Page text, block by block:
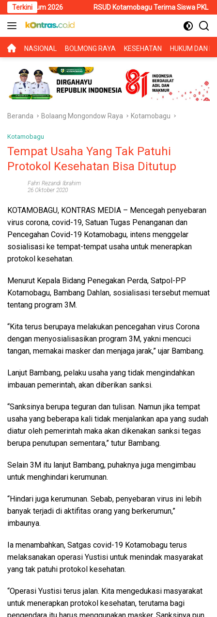
Langsung
ke
konten
Terkini
2026 RSUD Kotamobagu Terima Siswa PKL SMK
BERANDA
NASIONAL BOLMONG RAYA KESEHATAN HUKUM DAN
Beranda Bolaang Mongondow Raya Kotamobagu
Kotamobagu
Tempat Usaha Yang Tak Patuhi
Protokol Kesehatan Bisa Ditutup
Fahri Rezandi Ibrahim
26 Oktober 2020
KOTAMOBAGU, KONTRAS MEDIA – Mencegah penyebaran
virus corona, covid-19, Satuan Tugas Penanganan dan
Pencegahan Covid-19 Kotamobagu, intens menggelar
sosialisasi ke tempat-tempat usaha untuk menerapkan
protokol kesehatan.
Menurut Kepala Bidang Penegakan Perda, Satpol-PP
Kotamobagu, Bambang Dahlan, sosialisasi tersebut memuat
tentang program 3M.
“Kita terus berupaya melakukan pencegahan virus Corona
dengan menyosialisasikan program 3M, yakni mencuci
tangan, memakai masker dan menjaga jarak,” ujar Bambang.
Lanjut Bambang, pelaku usaha yang tidak mengindahkan
imbauan pemerintah, akan diberikan sanksi.
“Sanksinya berupa teguran dan tulisan. Namun jika tempat
usaha yang beberapa kali tidak menjalankan apa yang sudah
diatur oleh pemerintah maka akan dikenakan sanksi tegas
berupa penutupan sementara,” tutur Bambang.
Selain 3M itu lanjut Bambang, puhaknya juga mengimbau
untuk menghindari kerumunan.
“Hindari juga kerumunan. Sebab, penyebaran virus ini lebih
banyak terjadi di aktifitas orang yang berkerumun,”
imbaunya.
Ia menambahkan, Satgas covid-19 Kotamobagu terus
melaksanakan operasi Yustisi untuk menindak masyarakat
yang tak patuhi protokol kesehatan.
“Operasi Yustisi terus jalan. Kita mengedukasi masyarakat
untuk menerapkan protokol kesehatan, terutama bagi
pengendara itu harus menggunakan masker. Sanksinya pun